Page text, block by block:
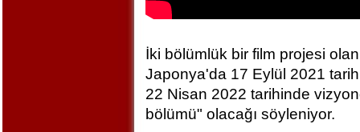
İki bölümlük bir film projesi
Japonya'da 17 Eylül 2021
22 Nisan 2022 tarihinde
bölümü" olacağı söyleniyor.